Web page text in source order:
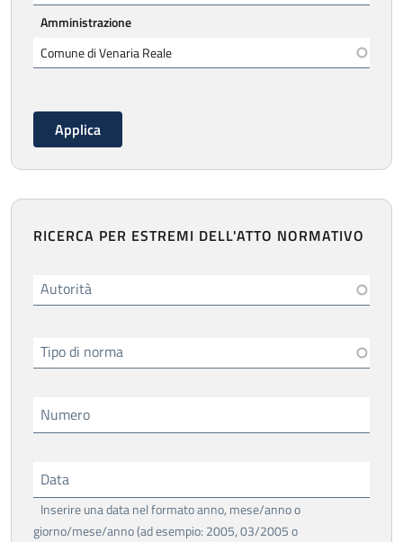
Amministrazione
RICERCA PER ESTREMI DELL'ATTO NORMATIVO
Autorità
Tipo di norma
Numero
Data
Inserire una data nel formato anno, mese/anno o
giorno/mese/anno (ad esempio: 2005, 03/2005 o